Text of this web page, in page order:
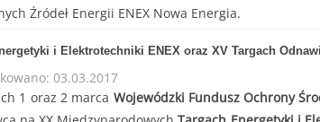
Źródeł Energii ENEX Nowa Energia.
i Elektrotechniki ENEX oraz XV Targach
03.03.2017
1 oraz 2 marca Wojewódzki Fundusz Ochrony